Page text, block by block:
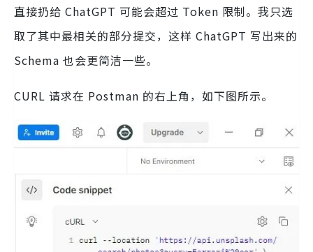
直接扔给 ChatGPT 可能会超过 Token 限制。我只选
取了其中最相关的部分提交，这样 ChatGPT 写出来的
Schema 也会更简洁一些。
CURL 请求在 Postman 的右上角，如下图所示。